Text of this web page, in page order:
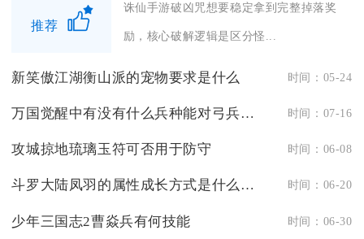
推荐
诛仙手游破凶咒想要稳定拿到完整掉落奖
励，核心破解逻辑是区分怪...
新笑傲江湖衡山派的宠物要求是什么 时间：05-24
万国觉醒中有没有什么兵种能对弓兵造成威胁 时间：07-16
攻城掠地琉璃玉符可否用于防守 时间：06-08
斗罗大陆凤羽的属性成长方式是什么样的 时间：06-20
少年三国志2曹焱兵有何技能 时间：06-30